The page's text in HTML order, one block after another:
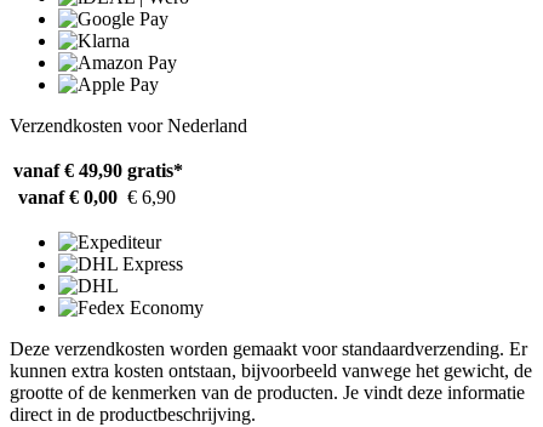
Verzendkosten voor Nederland
vanaf € 49,90 gratis*
vanaf € 0,00 € 6,90
Deze verzendkosten worden gemaakt voor standaardverzending. Er
kunnen extra kosten ontstaan, bijvoorbeeld vanwege het gewicht, de
grootte of de kenmerken van de producten. Je vindt deze informatie
direct in de productbeschrijving.